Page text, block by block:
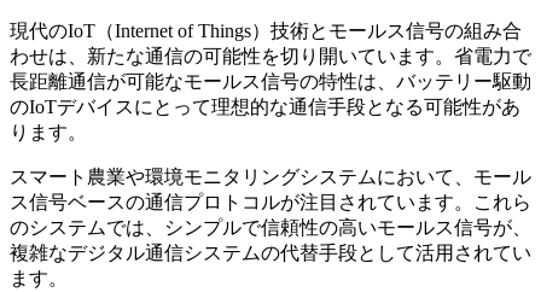
現代のIoT（Internet of Things）技術とモールス信号の組み合
わせは、新たな通信の可能性を切り開いています。省電力で
長距離通信が可能なモールス信号の特性は、バッテリー駆動
のIoTデバイスにとって理想的な通信手段となる可能性があ
ります。
スマート農業や環境モニタリングシステムにおいて、モール
ス信号ベースの通信プロトコルが注目されています。これら
のシステムでは、シンプルで信頼性の高いモールス信号が、
複雑なデジタル通信システムの代替手段として活用されてい
ます。